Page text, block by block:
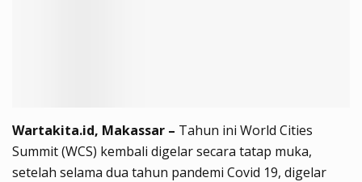
Wartakita.id, Makassar – Tahun ini World Cities
Summit (WCS) kembali digelar secara tatap muka,
setelah selama dua tahun pandemi Covid 19, digelar